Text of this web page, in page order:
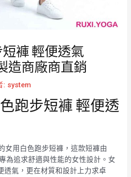
褲 輕便透氣
造商廠商直銷
: system
跑步短褲 輕便透
女用白色跑步短褲，這款短褲由
為追求舒適與性能的女性設計。女
透氣，更在材質和設計上力求卓